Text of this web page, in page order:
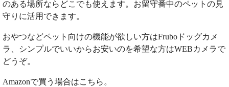
のある場所ならどこでも使えます。お留守番中のペットの見
守りに活用できます。
おやつなどペット向けの機能が欲しい方はFruboドッグカメ
ラ、シンプルでいいからお安いのを希望な方はWEBカメラで
どうぞ。
Amazonで買う場合はこちら。